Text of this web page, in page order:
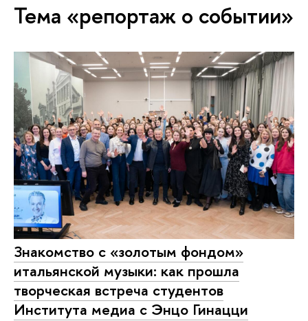
Тема «репортаж о событии»
Знакомство с «золотым фондом»
итальянской музыки: как прошла
творческая встреча студентов
Института медиа с Энцо Гинацци